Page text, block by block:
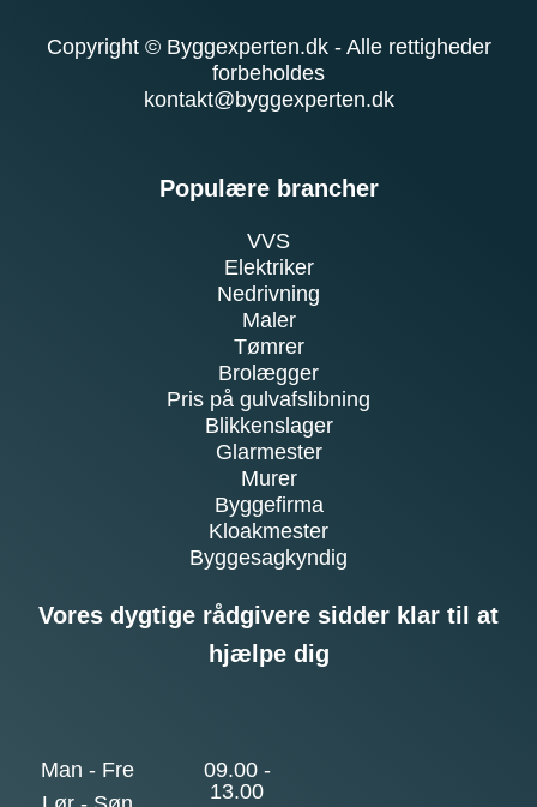
Copyright © Byggexperten.dk - Alle rettigheder
forbeholdes
kontakt@byggexperten.dk
Populære brancher
VVS
Elektriker
Nedrivning
Maler
Tømrer
Brolægger
Pris på gulvafslibning
Blikkenslager
Glarmester
Murer
Byggefirma
Kloakmester
Byggesagkyndig
Vores dygtige rådgivere sidder klar til at
hjælpe dig
Man - Fre
09.00 -
13.00